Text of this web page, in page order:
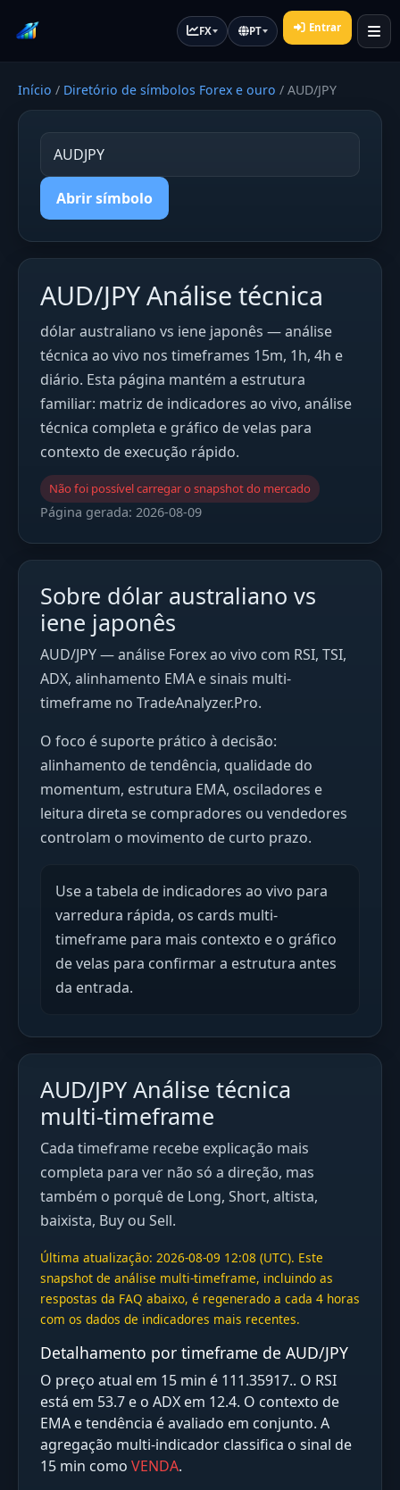
FX PT Entrar
Início / Diretório de símbolos Forex e ouro / AUD/JPY
Abrir símbolo
AUD/JPY Análise técnica
dólar australiano vs iene japonês — análise
técnica ao vivo nos timeframes 15m, 1h, 4h e
diário. Esta página mantém a estrutura
familiar: matriz de indicadores ao vivo, análise
técnica completa e gráfico de velas para
contexto de execução rápido.
Não foi possível carregar o snapshot do mercado
Página gerada: 2026-08-09
Sobre dólar australiano vs
iene japonês
AUD/JPY — análise Forex ao vivo com RSI, TSI,
ADX, alinhamento EMA e sinais multi-
timeframe no TradeAnalyzer.Pro.
O foco é suporte prático à decisão:
alinhamento de tendência, qualidade do
momentum, estrutura EMA, osciladores e
leitura direta se compradores ou vendedores
controlam o movimento de curto prazo.
Use a tabela de indicadores ao vivo para
varredura rápida, os cards multi-
timeframe para mais contexto e o gráfico
de velas para confirmar a estrutura antes
da entrada.
AUD/JPY Análise técnica
multi-timeframe
Cada timeframe recebe explicação mais
completa para ver não só a direção, mas
também o porquê de Long, Short, altista,
baixista, Buy ou Sell.
Última atualização: 2026-08-09 12:08 (UTC). Este
snapshot de análise multi-timeframe, incluindo as
respostas da FAQ abaixo, é regenerado a cada 4 horas
com os dados de indicadores mais recentes.
Detalhamento por timeframe de AUD/JPY
O preço atual em 15 min é 111.35917.. O RSI
está em 53.7 e o ADX em 12.4. O contexto de
EMA e tendência é avaliado em conjunto. A
agregação multi‑indicador classifica o sinal de
15 min como VENDA.